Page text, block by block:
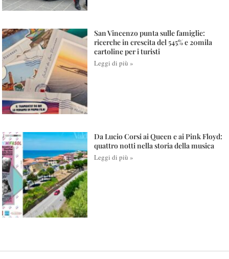
San Vincenzo punta sulle famiglie:
ricerche in crescita del 545% e 20mila
cartoline per i turisti
Leggi di più »
Da Lucio Corsi ai Queen e ai Pink Floyd:
quattro notti nella storia della musica
Leggi di più »